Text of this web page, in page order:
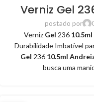
Verniz Gel
postado por
Verniz Gel 236
Durabilidade Imbatível
Gel 236 10.5ml
busca uma